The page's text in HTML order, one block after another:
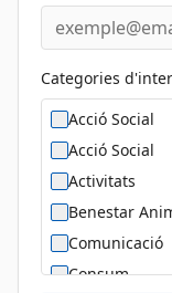
Categories
Acció Social
Acció Social
Activitats
Benestar
Comunicació
Consum